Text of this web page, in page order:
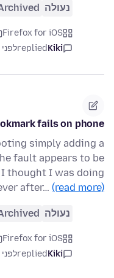
נעולה
Firefox for iOS
Kiki
repliedלפני 7 חודשים
fails on phone
simply adding a
fault appears to be
thought I was doing
after… (read more)
נעולה
Firefox for iOS
Kiki
repliedלפני 9 חודשים